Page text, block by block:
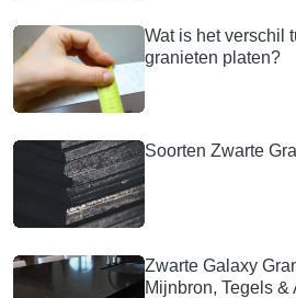
Wat is het verschil
granieten platen?
Soorten Zwarte
Zwarte Galaxy
Mijnbron, Tegels